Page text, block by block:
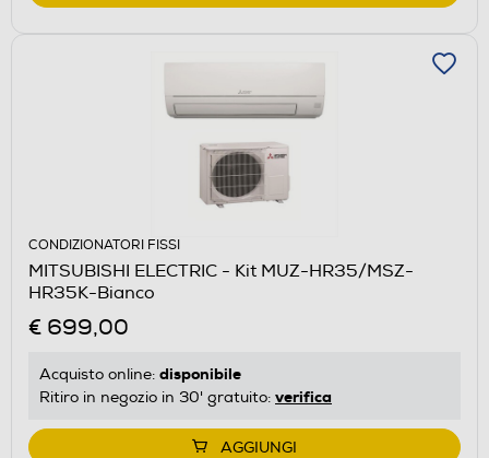
CONDIZIONATORI FISSI
MITSUBISHI ELECTRIC - Kit MUZ-HR35/MSZ-
HR35K-Bianco
€ 699,00
Acquisto online: disponibile
Ritiro in negozio in 30' gratuito: verifica
AGGIUNGI